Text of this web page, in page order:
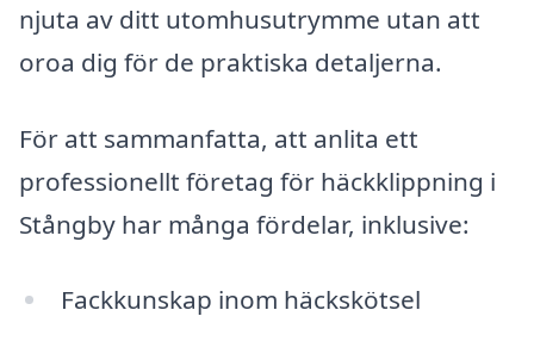
njuta av ditt utomhusutrymme utan att
oroa dig för de praktiska detaljerna.
För att sammanfatta, att anlita ett
professionellt företag för häckklippning i
Stångby har många fördelar, inklusive:
Fackkunskap inom häckskötsel